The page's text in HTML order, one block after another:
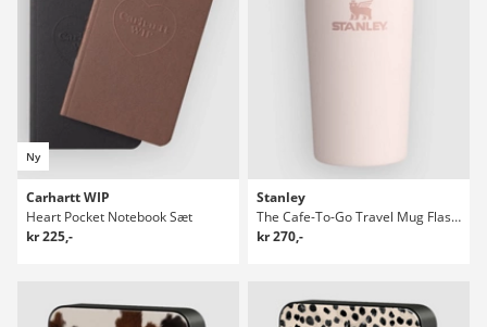
Ny
Carhartt WIP
Heart Pocket Notebook Sæt
kr 225,-
Stanley
The Cafe-To-Go Travel Mug Flaske
kr 270,-